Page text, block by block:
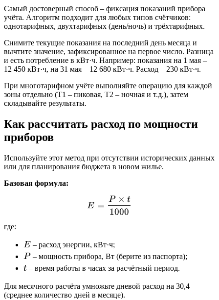
Самый достоверный способ – фиксация показаний прибора
учёта. Алгоритм подходит для любых типов счётчиков:
однотарифных, двухтарифных (день/ночь) и трёхтарифных.
Снимите текущие показания на последний день месяца и
вычтите значение, зафиксированное на первое число. Разница
и есть потребление в кВт·ч. Например: показания на 1 мая –
12 450 кВт·ч, на 31 мая – 12 680 кВт·ч. Расход – 230 кВт·ч.
При многотарифном учёте выполняйте операцию для каждой
зоны отдельно (Т1 – пиковая, Т2 – ночная и т.д.), затем
складывайте результаты.
Как рассчитать расход по мощности
приборов
Используйте этот метод при отсутствии исторических данных
или для планирования бюджета в новом жилье.
Базовая формула:
E = \frac{P \times
E =
1000
P × t
где:
E
E – расход энергии, кВт·ч;
P
P– мощность прибора, Вт (берите из паспорта);
t
t – время работы в часах за расчётный период.
Для месячного расчёта умножьте дневой расход на 30,4
(среднее количество дней в месяце).